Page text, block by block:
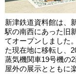
新津鉄道資料館は、
駅の南西にあった旧
てオープンしました
た現在地に移転し、
蒸気機関車19号機の
屋外の展示とともに